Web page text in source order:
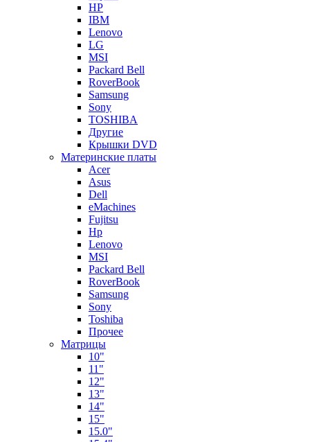
HP
IBM
Lenovo
LG
MSI
Packard Bell
RoverBook
Samsung
Sony
TOSHIBA
Другие
Крышки DVD
Материнские платы
Acer
Asus
Dell
eMachines
Fujitsu
Hp
Lenovo
MSI
Packard Bell
RoverBook
Samsung
Sony
Toshiba
Прочее
Матрицы
10"
11"
12"
13"
14"
15"
15.0"